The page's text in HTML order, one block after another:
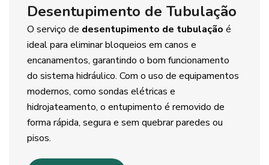
Desentupimento de Tubulação
O serviço de desentupimento de tubulação é
ideal para eliminar bloqueios em canos e
encanamentos, garantindo o bom funcionamento
do sistema hidráulico. Com o uso de equipamentos
modernos, como sondas elétricas e
hidrojateamento, o entupimento é removido de
forma rápida, segura e sem quebrar paredes ou
pisos.